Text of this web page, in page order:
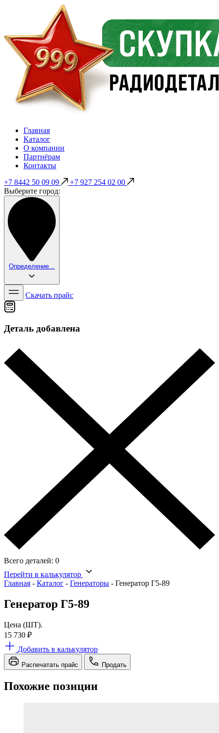
Главная
Каталог
О компании
Партнёрам
Контакты
+7 8442 50 09 09
+7 927 254 02 00
Выберите город:
Определение...
Скачать прайс
Деталь добавлена
Всего деталей: 0
Перейти в калькулятор
Главная - Каталог - Генераторы - Генератор Г5-89
Генератор Г5-89
Цена (ШТ).
15 730 ₽
Добавить в калькулятор
Распечатать прайс Продать
Похожие позиции